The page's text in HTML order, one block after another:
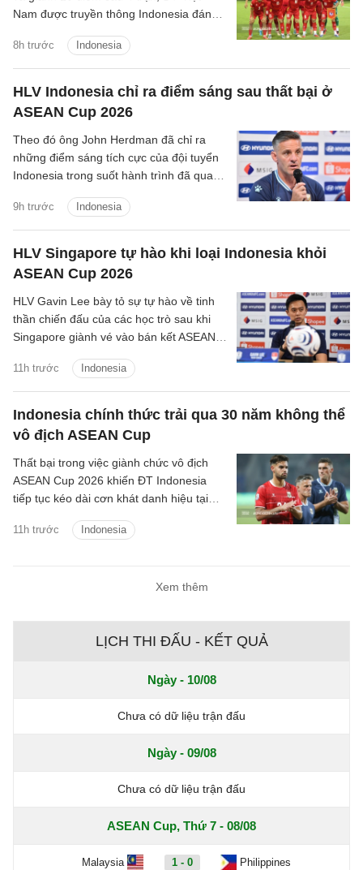
8h trước Indonesia
Nam được truyền thông Indonesia đánh
địch.
HLV Indonesia chỉ ra điểm sáng sau thất bại ở
ASEAN Cup 2026
9h trước Indonesia
Theo đó ông John Herdman đã chỉ ra
những điểm sáng tích cực của đội tuyển
Indonesia trong suốt hành trình đã qua
HLV Singapore tự hào khi loại Indonesia khỏi
ASEAN Cup 2026
11h trước Indonesia
HLV Gavin Lee bày tỏ sự tự hào về tinh
thần chiến đấu của các học trò sau khi
Singapore giành vé vào bán kết ASEAN
loại ngay từ vòng bảng.
Indonesia chính thức trải qua 30 năm không thể
vô địch ASEAN Cup
11h trước Indonesia
Thất bại trong việc giành chức vô địch
ASEAN Cup 2026 khiến ĐT Indonesia
tiếp tục kéo dài cơn khát danh hiệu tại
kể từ lần đầu tiên giải được tổ chức.
Xem thêm
LỊCH THI ĐẤU - KẾT QUẢ
Ngày - 10/08
Chưa có dữ liệu trận đấu
Ngày - 09/08
Chưa có dữ liệu trận đấu
ASEAN Cup, Thứ 7 - 08/08
Malaysia 1 - 0 Philippines